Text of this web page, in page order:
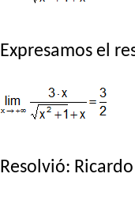
Expresamos el
Resolvió: